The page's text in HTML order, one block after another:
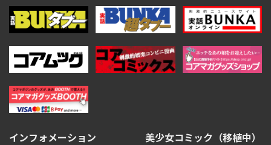
インフォメーション
美少女コミック（移植中）